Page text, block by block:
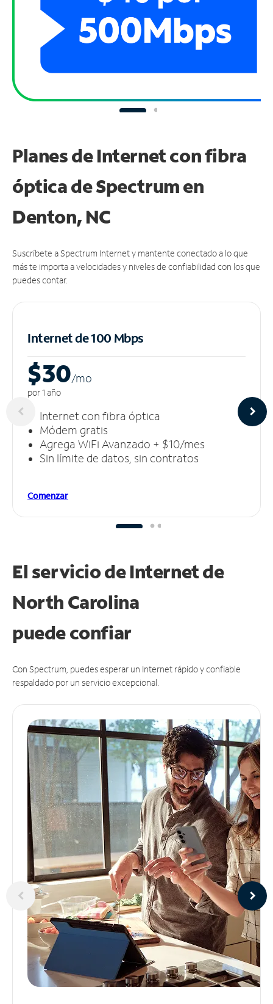
Planes de Internet con fibra
óptica de Spectrum en
Denton, NC
Suscríbete a Spectrum Internet y mantente conectado a lo que
más te importa a velocidades y niveles de confiabilidad con los que
puedes contar.
Internet de 100 Mbps
$30/mo
por 1 año
Internet con fibra óptica
Módem gratis
Agrega WiFi Avanzado + $10/mes
Sin límite de datos, sin contratos
Comenzar
El servicio de Internet de
North Carolina
puedeconfiar
Con Spectrum, puedes esperar un Internet rápido y confiable
respaldado por un servicio excepcional.